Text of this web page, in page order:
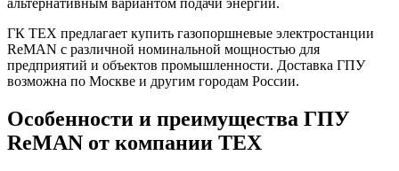
ГК ТЕХ предлагает купить газопоршневые электростанции
ReMAN с различной номинальной мощностью для
предприятий и объектов промышленности. Доставка ГПУ
возможна по Москве и другим городам России.
Особенности и преимущества ГПУ
ReMAN от компании ТЕХ